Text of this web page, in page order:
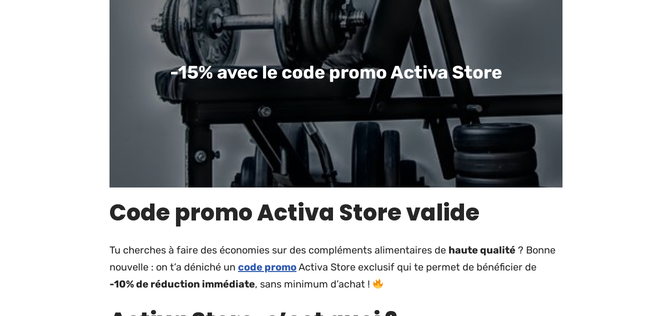
-15% avec le code promo Activa Store
Code promo Activa Store valide
Tu cherches à faire des économies sur des compléments alimentaires de haute qualité ? Bonne
nouvelle : on t’a déniché un code promoActiva Store exclusif qui te permet de bénéficier de
-10% de réduction immédiate, sans minimum d’achat !